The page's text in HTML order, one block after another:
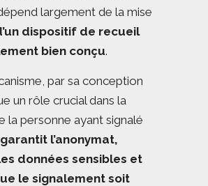
largement de la mise
dispositif de recueil
bien conçu.
par sa conception
un rôle crucial dans la
la personne ayant signalé
garantit l’anonymat,
données sensibles et
le signalement soit